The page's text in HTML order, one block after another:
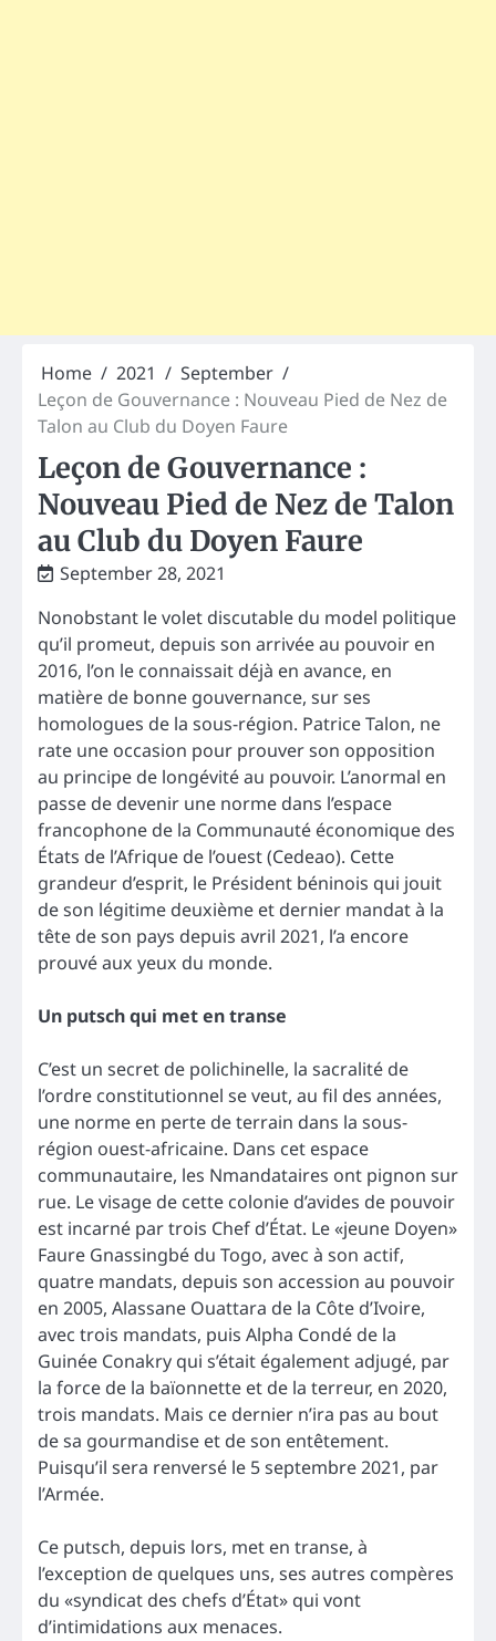
Home 2021
September
Leçon de Gouvernance : Nouveau Pied de Nez de
Talon au Club du Doyen Faure
Leçon de Gouvernance :
Nouveau Pied de Nez de Talon
au Club du Doyen Faure
September 28, 2021
Nonobstant le volet discutable du model politique
qu’il promeut, depuis son arrivée au pouvoir en
2016, l’on le connaissait déjà en avance, en
matière de bonne gouvernance, sur ses
homologues de la sous-région. Patrice Talon, ne
rate une occasion pour prouver son opposition
au principe de longévité au pouvoir. L’anormal en
passe de devenir une norme dans l’espace
francophone de la Communauté économique des
États de l’Afrique de l’ouest (Cedeao). Cette
grandeur d’esprit, le Président béninois qui jouit
de son légitime deuxième et dernier mandat à la
tête de son pays depuis avril 2021, l’a encore
prouvé aux yeux du monde.
Un putsch qui met en transe
C’est un secret de polichinelle, la sacralité de
l’ordre constitutionnel se veut, au fil des années,
une norme en perte de terrain dans la sous-
région ouest-africaine. Dans cet espace
communautaire, les Nmandataires ont pignon sur
rue. Le visage de cette colonie d’avides de pouvoir
est incarné par trois Chef d’État. Le «jeune Doyen»
Faure Gnassingbé du Togo, avec à son actif,
quatre mandats, depuis son accession au pouvoir
en 2005, Alassane Ouattara de la Côte d’Ivoire,
avec trois mandats, puis Alpha Condé de la
Guinée Conakry qui s’était également adjugé, par
la force de la baïonnette et de la terreur, en 2020,
trois mandats. Mais ce dernier n’ira pas au bout
de sa gourmandise et de son entêtement.
Puisqu’il sera renversé le 5 septembre 2021, par
l’Armée.
Ce putsch, depuis lors, met en transe, à
l’exception de quelques uns, ses autres compères
du «syndicat des chefs d’État» qui vont
d’intimidations aux menaces.